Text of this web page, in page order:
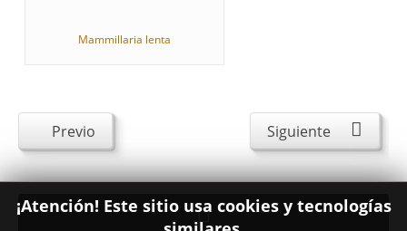
Mammillaria lenta
Previo Siguiente
¡Atención! Este sitio usa cookies y tecnologías